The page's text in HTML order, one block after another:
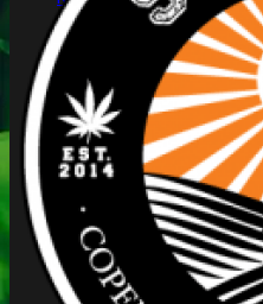
Forspiring og plantestart
Root!t
Root Riot
Jiffy disks
Eazy Plugs
Grodan
Efterbehandling